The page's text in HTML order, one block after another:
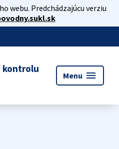
webu. Predchádzajúcu verziu
kontrolu
Menu menu